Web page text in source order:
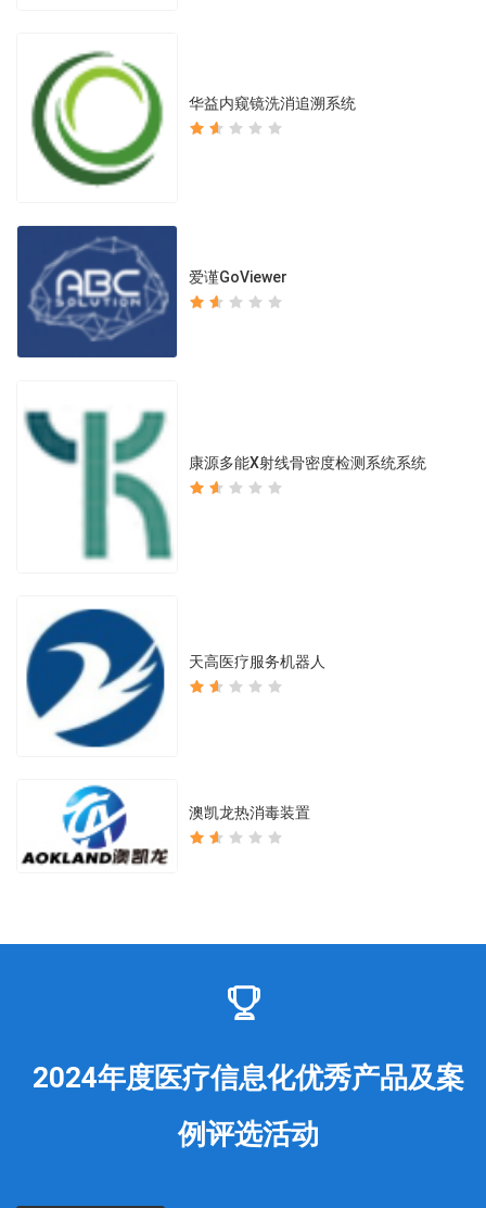
华益内窥镜洗消追溯系统
爱谨GoViewer
康源多能X射线骨密度检测系统系统
天高医疗服务机器人
澳凯龙热消毒装置
2024年度医疗信息化优秀产品及案
例评选活动